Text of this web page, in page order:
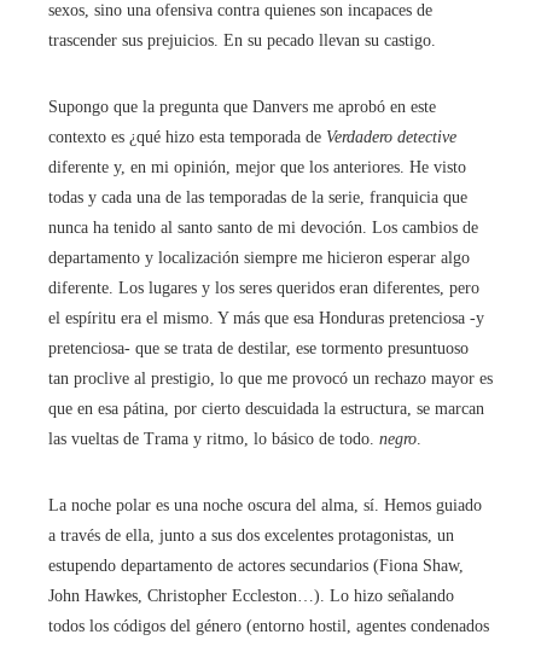
sexos, sino una ofensiva contra quienes son incapaces de
trascender sus prejuicios. En su pecado llevan su castigo.
Supongo que la pregunta que Danvers me aprobó en este
contexto es ¿qué hizo esta temporada de Verdadero detective
diferente y, en mi opinión, mejor que los anteriores. He visto
todas y cada una de las temporadas de la serie, franquicia que
nunca ha tenido al santo santo de mi devoción. Los cambios de
departamento y localización siempre me hicieron esperar algo
diferente. Los lugares y los seres queridos eran diferentes, pero
el espíritu era el mismo. Y más que esa Honduras pretenciosa -y
pretenciosa- que se trata de destilar, ese tormento presuntuoso
tan proclive al prestigio, lo que me provocó un rechazo mayor es
que en esa pátina, por cierto descuidada la estructura, se marcan
las vueltas de Trama y ritmo, lo básico de todo. negro.
La noche polar es una noche oscura del alma, sí. Hemos guiado
a través de ella, junto a sus dos excelentes protagonistas, un
estupendo departamento de actores secundarios (Fiona Shaw,
John Hawkes, Christopher Eccleston…). Lo hizo señalando
todos los códigos del género (entorno hostil, agentes condenados